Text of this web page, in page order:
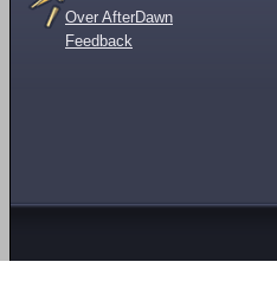
Over AfterDawn
Feedback